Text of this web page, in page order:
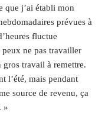
que j’ai établi mon
prévues à
fluctue
ne pas travailler
gros travail à remettre.
l’été, mais pendant
source de revenu, ça
»